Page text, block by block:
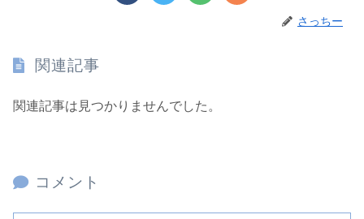
さっちー
関連記事
関連記事は見つかりませんでした。
コメント